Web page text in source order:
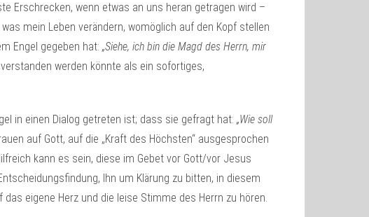
Erschrecken, wenn etwas an uns heran getragen wird –
mein Leben verändern, womöglich auf den Kopf stellen
Engel gegeben hat: „Siehe, ich bin die Magd des Herrn, mir
werden könnte als ein sofortiges,
in einen Dialog getreten ist; dass sie gefragt hat: „Wie soll
auf Gott, auf die „Kraft des Höchsten“ ausgesprochen
kann es sein, diese im Gebet vor Gott/vor Jesus
Ihn um Klärung zu bitten, in diesem
eigene Herz und die leise Stimme des Herrn zu hören.